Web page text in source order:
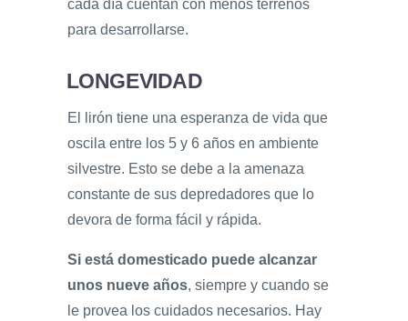
cada día cuentan con menos terrenos
para desarrollarse.
LONGEVIDAD
El lirón tiene una esperanza de vida que
oscila entre los 5 y 6 años en ambiente
silvestre. Esto se debe a la amenaza
constante de sus depredadores que lo
devora de forma fácil y rápida.
Si está domesticado puede alcanzar
unos nueve años, siempre y cuando se
le provea los cuidados necesarios. Hay